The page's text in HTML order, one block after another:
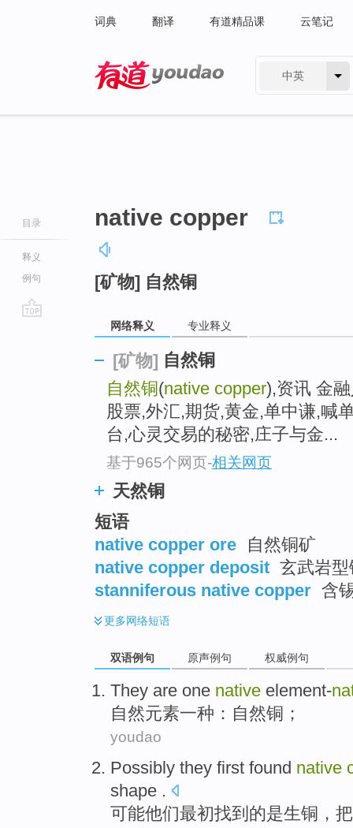
词典 翻译 有道精品课 云笔记
中英
目录
释义
例句
native copper
[矿物] 自然铜
网络释义 专业释义
[矿物] 自然铜
自然铜(native copper),资讯 金
股票,外汇,期货,黄金,单中谦,喊
台,心灵交易的秘密,庄子与金...
基于965个网页-相关网页
天然铜
短语
native copper ore
自然铜矿
native copper deposit 玄武岩
stanniferous native copper 含
更多网络短语
双语例句 原声例句 权威例句
They are one native element-
自然元素一种：自然铜 ；
youdao
Possibly they first found native
shape .
可能他们最初找到 的是生铜 ，把